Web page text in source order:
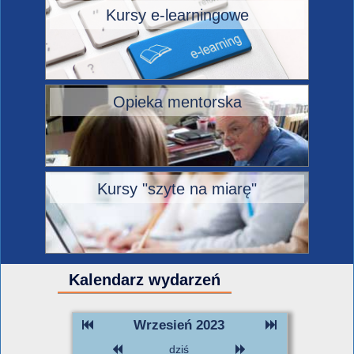
Kursy e-learningowe
Opieka mentorska
Kursy "szyte na miarę"
Kalendarz wydarzeń
Wrzesień 2023
dziś